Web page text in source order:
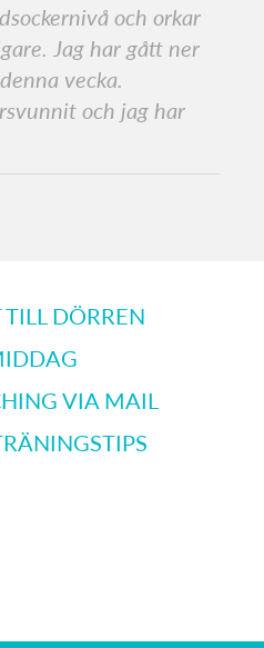
och orkar
Jag har gått ner
vecka.
och jag har
DÖRREN
VIA MAIL